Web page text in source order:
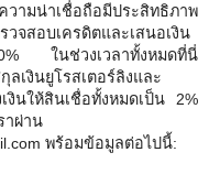
ามน่าเชื่อถือมีประสิทธิภาพ
วจสอบเครดิตและเสนอเงิน
ในช่วงเวลาทั้งหมดที่นี่
ลเงินยูโรสเตอร์ลิงและ
งินให้สินเชื่อทั้งหมดเป็น 2%
าผ่าน
พร้อมข้อมูลต่อไปนี้: